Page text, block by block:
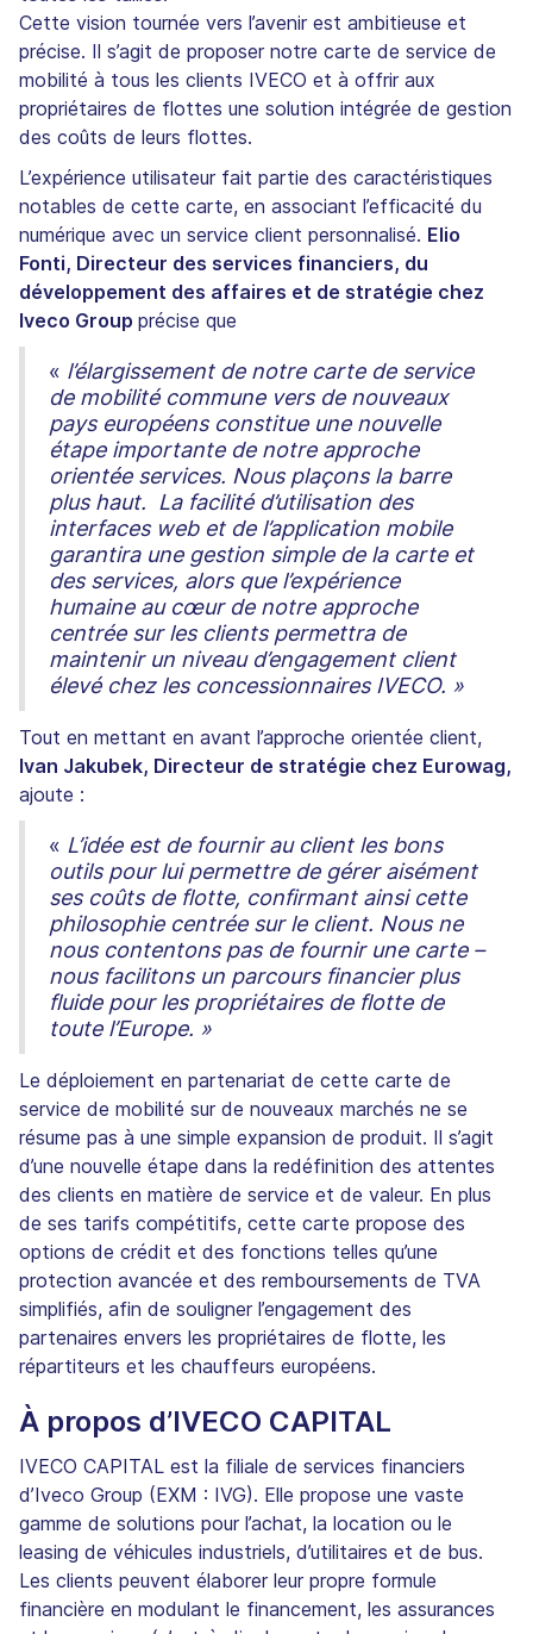
Cette vision tournée vers l’avenir est ambitieuse et
précise. Il s’agit de proposer notre carte de service de
mobilité à tous les clients IVECO et à offrir aux
propriétaires de flottes une solution intégrée de gestion
des coûts de leurs flottes.
L’expérience utilisateur fait partie des caractéristiques
notables de cette carte, en associant l’efficacité du
numérique avec un service client personnalisé. Elio
Fonti, Directeur des services financiers, du
développement des affaires et de stratégie chez
Iveco Group précise que
« l’élargissement de notre carte de service
de mobilité commune vers de nouveaux
pays européens constitue une nouvelle
étape importante de notre approche
orientée services. Nous plaçons la barre
plus haut. La facilité d’utilisation des
interfaces web et de l’application mobile
garantira une gestion simple de la carte et
des services, alors que l’expérience
humaine au cœur de notre approche
centrée sur les clients permettra de
maintenir un niveau d’engagement client
élevé chez les concessionnaires IVECO. »
Tout en mettant en avant l’approche orientée client,
Ivan Jakubek, Directeur de stratégie chez Eurowag,
ajoute :
« L’idée est de fournir au client les bons
outils pour lui permettre de gérer aisément
ses coûts de flotte, confirmant ainsi cette
philosophie centrée sur le client. Nous ne
nous contentons pas de fournir une carte –
nous facilitons un parcours financier plus
fluide pour les propriétaires de flotte de
toute l’Europe. »
Le déploiement en partenariat de cette carte de
service de mobilité sur de nouveaux marchés ne se
résume pas à une simple expansion de produit. Il s’agit
d’une nouvelle étape dans la redéfinition des attentes
des clients en matière de service et de valeur. En plus
de ses tarifs compétitifs, cette carte propose des
options de crédit et des fonctions telles qu’une
protection avancée et des remboursements de TVA
simplifiés, afin de souligner l’engagement des
partenaires envers les propriétaires de flotte, les
répartiteurs et les chauffeurs européens.
À propos d’IVECO CAPITAL
IVECO CAPITAL est la filiale de services financiers
d’Iveco Group (EXM : IVG). Elle propose une vaste
gamme de solutions pour l’achat, la location ou le
leasing de véhicules industriels, d’utilitaires et de bus.
Les clients peuvent élaborer leur propre formule
financière en modulant le financement, les assurances